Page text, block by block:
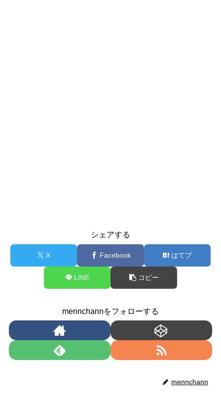
シェアする
X Facebook はてブ
LINE コピー
mennchannをフォローする
mennchann